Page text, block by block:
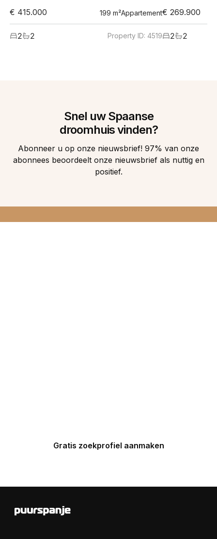
€ 415.000
199 m²Appartement
2 2 Property ID: 4519
€ 269.900
2 2
Snel uw Spaanse
droomhuis vinden?
Abonneer u op onze nieuwsbrief! 97% van onze
abonnees beoordeelt onze nieuwsbrief als nuttig en
positief.
Gratis zoekprofiel aanmaken